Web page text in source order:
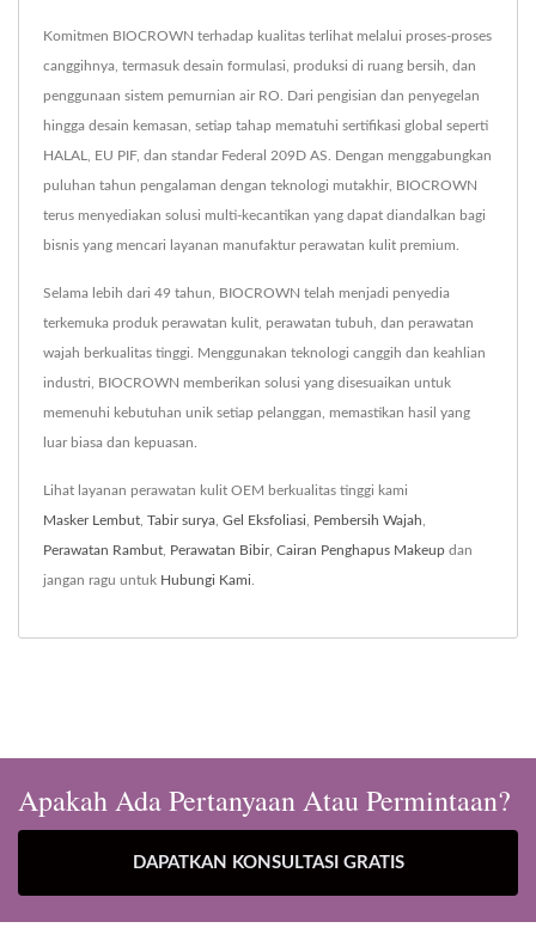
Komitmen BIOCROWN terhadap kualitas terlihat melalui proses-proses
canggihnya, termasuk desain formulasi, produksi di ruang bersih, dan
penggunaan sistem pemurnian air RO. Dari pengisian dan penyegelan
hingga desain kemasan, setiap tahap mematuhi sertifikasi global seperti
HALAL, EU PIF, dan standar Federal 209D AS. Dengan menggabungkan
puluhan tahun pengalaman dengan teknologi mutakhir, BIOCROWN
terus menyediakan solusi multi-kecantikan yang dapat diandalkan bagi
bisnis yang mencari layanan manufaktur perawatan kulit premium.
Selama lebih dari 49 tahun, BIOCROWN telah menjadi penyedia
terkemuka produk perawatan kulit, perawatan tubuh, dan perawatan
wajah berkualitas tinggi. Menggunakan teknologi canggih dan keahlian
industri, BIOCROWN memberikan solusi yang disesuaikan untuk
memenuhi kebutuhan unik setiap pelanggan, memastikan hasil yang
luar biasa dan kepuasan.
Lihat layanan perawatan kulit OEM berkualitas tinggi kami
Masker Lembut Tabir surya Gel Eksfoliasi Pembersih Wajah
Perawatan Rambut Perawatan Bibir, Cairan Penghapus Makeup dan
jangan ragu untuk Hubungi Kami
Apakah Ada Pertanyaan Atau Permintaan?
DAPATKAN KONSULTASI GRATIS